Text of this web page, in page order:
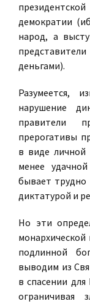
демократии
народ, а
деньгами).
Разумеется,
нарушение
правители
прерогативы
в виде личной
менее
бывает трудно
диктатурой и
Но эти
подлинной
выводим из
в спасении